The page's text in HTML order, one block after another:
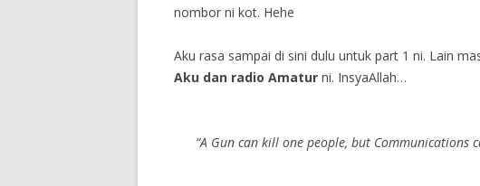
nombor ni kot. Hehe
Aku rasa sampai di sini dulu untuk part 1 ni. Lain
Aku dan radio Amatur ni. InsyaAllah…
“A Gun can kill one people, but Communications